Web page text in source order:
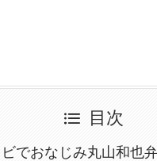
目次
でおなじみ丸山和也